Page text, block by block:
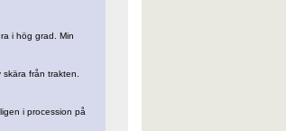
i hög grad. Min
från trakten.
i procession på